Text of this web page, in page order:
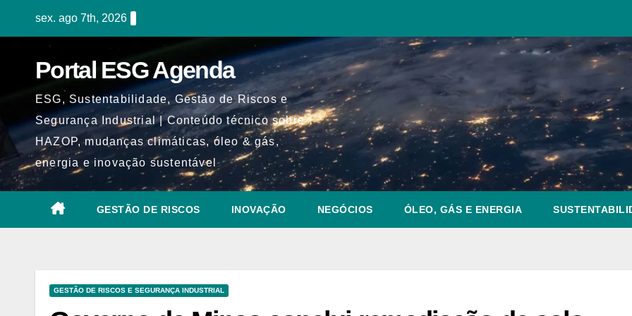
sex. ago 7th, 2026
Portal ESG Agenda
ESG, Sustentabilidade, Gestão de Riscos e
Segurança Industrial | Conteúdo técnico sobre
HAZOP, mudanças climáticas, óleo & gás,
energia e inovação sustentável
GESTÃO DE RISCOS INOVAÇÃO NEGÓCIOS ÓLEO, GÁS E ENERGIA
GESTÃO DE RISCOS E SEGURANÇA INDUSTRIAL